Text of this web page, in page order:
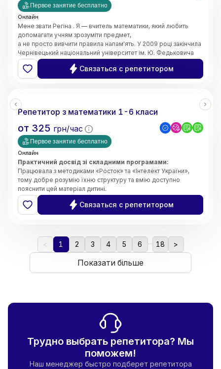
допомагаю покращити знання, ліквідувати прогалини,
підготуватися до контрольних робіт та інших видів
оцінювання.
Первое занятие бесплатно
Онлайн
Мене звати Регіна . Я — вчитель математики, який любить
допомагати учням зрозуміти предмет,
а не просто вивчити правила напам'ять. У 2009 році закінчила
Чернівецький національний університет ім. Ю. Федьковича
та 2020 Університет менеджменту освіти м. Київ здобула
рівень магістра за спеціальністю вчитель - дефектолог.
Маю досвід викладання вже 10 років
Связаться с репетитором
Репетитор з математики 1-6 класи
от 325 грн/час
Первое занятие бесплатно
Онлайн
Практичний досвід зі складними програмами:
Працювала з методиками «Росток» та «Інтелект України»,
тому добре розумію їхню структуру та вмію доступно
пояснити цей матеріал дитині.
Системність та організація:
ступеню з менеджменту, я чітко планую кожен урок, стежу за
прогресом учня та ефективно розподіляю час на занятті.
виснажливим.
Комфортна атмосфера:
Створюю середовище, де дитина
не боїться ставити запитання чи помилятися. Вірю, що
Связаться с репетитором
< 1 2 3 4 5 6 ... 18 >
Показати більше
Трудно выбрать репетитора? Мы
поможем!
Наш менеджер быстро подберет репетитора